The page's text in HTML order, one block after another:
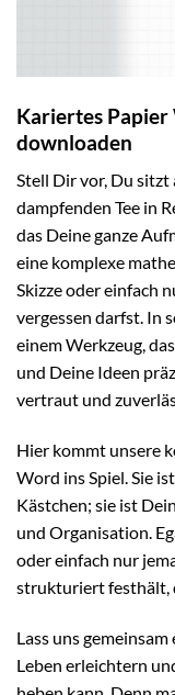
Kariertes
downloaden
Stell Dir vor, Du sitzt
dampfenden Tee in
das Deine ganze
eine komplexe
Skizze oder einfach
vergessen darfst. In
einem Werkzeug,
und Deine Ideen
vertraut und
Hier kommt unsere
Word ins Spiel. Sie
Kästchen; sie ist
und Organisation.
oder einfach nur
strukturiert festhält,
Lass uns
Leben erleichtern